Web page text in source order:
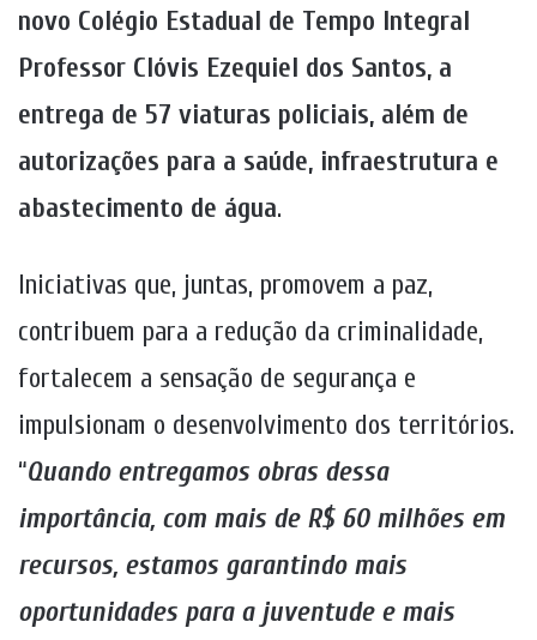
novo Colégio Estadual de Tempo Integral
Professor Clóvis Ezequiel dos Santos, a
entrega de 57 viaturas policiais, além de
autorizações para a saúde, infraestrutura e
abastecimento de água.
Iniciativas que, juntas, promovem a paz,
contribuem para a redução da criminalidade,
fortalecem a sensação de segurança e
impulsionam o desenvolvimento dos territórios.
“Quando entregamos obras dessa
importância, com mais de R$ 60 milhões em
recursos, estamos garantindo mais
oportunidades para a juventude e mais